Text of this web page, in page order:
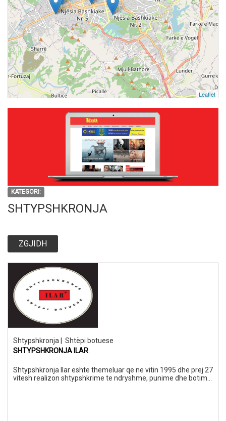
KATEGORI:
SHTYPSHKRONJA
ZGJIDH
Shtypshkronja
Shtëpi botuese
SHTYPSHKRONJA ILAR
Shtypshkronja Ilar eshte themeluar qe ne vitin 1995 dhe prej 27
vitesh realizon shtypshkrime te ndryshme, punime dhe botime
Leaflet